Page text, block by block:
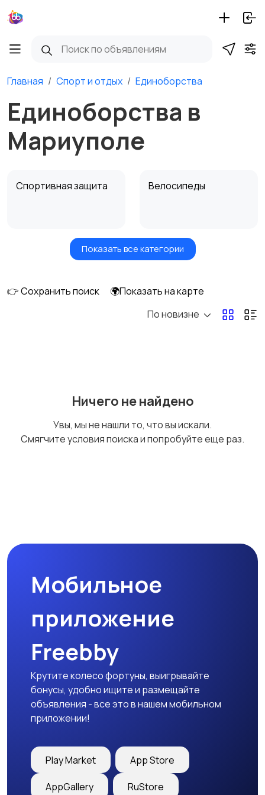
Главная Спорт и отдых Единоборства
Единоборства в
Мариуполе
Спортивная защита Велосипеды
Самокаты и
Водные виды спорта
Тренажеры и фитнес Спортивное питание
Другое
Показать все категории
👉 Сохранить поиск
🌍Показать на карте
По новизне
Ничего не найдено
Увы, мы не нашли то, что вы искали.
Смягчите условия поиска и попробуйте еще раз.
Мобильное
приложение
Freebby
Крутите колесо фортуны, выигрывайте
бонусы, удобно ищите и размещайте
объявления - все это в нашем мобильном
приложении!
Play Market App Store
AppGallery RuStore